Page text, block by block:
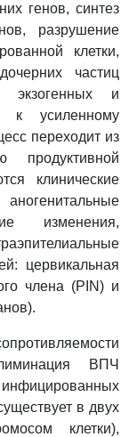
генов, синтез
разрушение
клетки,
частиц
экзогенных и
к усиленному
переходит из
клинические
изменения,
цервикальная
члена (PIN) и
ВПЧ
в двух
клетки),